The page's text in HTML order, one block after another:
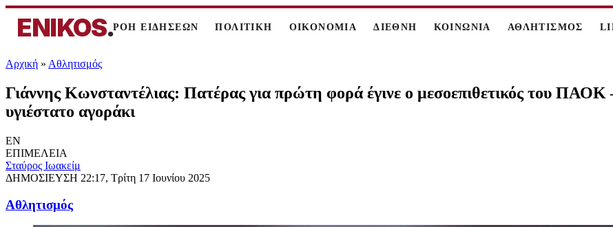
ENIKOS.ΡΟΗ ΕΙΔΗΣΕΩΝ ΠΟΛΙΤΙΚΗ ΟΙΚΟΝΟΜΙΑ ΔΙΕΘΝΗ ΚΟΙΝΩΝΙΑ ΑΘΛΗΤΙΣΜΟΣ
Αρχική » Αθλητισμός
Γιάννης Κωνσταντέλιας: Πατέρας για πρώτη φορά έγινε ο μεσοεπιθετικός του ΠΑΟΚ
υγιέστατο αγοράκι
EN
ΕΠΙΜΕΛΕΙΑ
Σταύρος Ιωακείμ
ΔΗΜΟΣΙΕΥΣΗ 22:17, Τρίτη 17 Ιουνίου 2025
Αθλητισμός